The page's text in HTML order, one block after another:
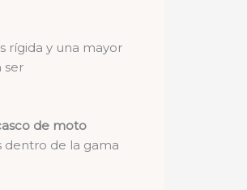
rígida y una mayor
de moto
dentro de la gama